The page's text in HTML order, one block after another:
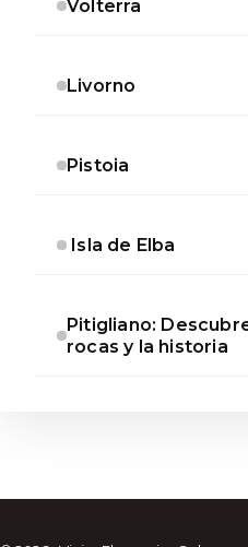
Volterra
Livorno
Pistoia
Isla de Elba
Pitigliano:
rocas y la historia